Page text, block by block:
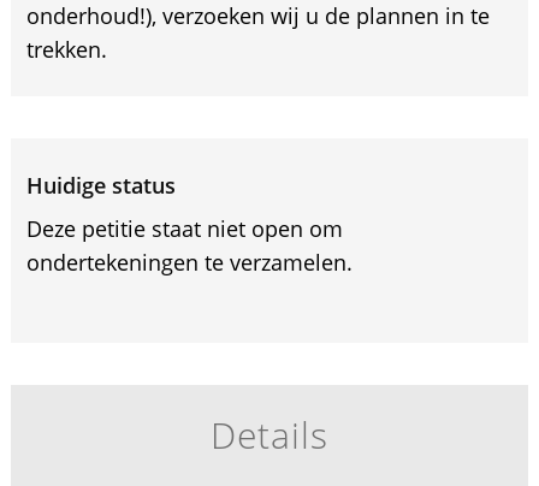
onderhoud!), verzoeken wij u de plannen in te
trekken.
Huidige status
Deze petitie staat niet open om
ondertekeningen te verzamelen.
Details